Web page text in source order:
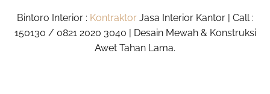
Bintoro Interior : KontraktorJasa Interior Kantor | Call :
150130 / 0821 2020 3040 | Desain Mewah & Konstruksi
Awet Tahan Lama.